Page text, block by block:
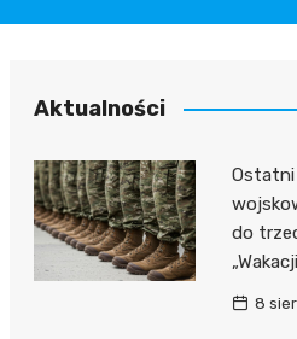
Przychodnie
Apteki
Aktualności
Ostatni
do
8